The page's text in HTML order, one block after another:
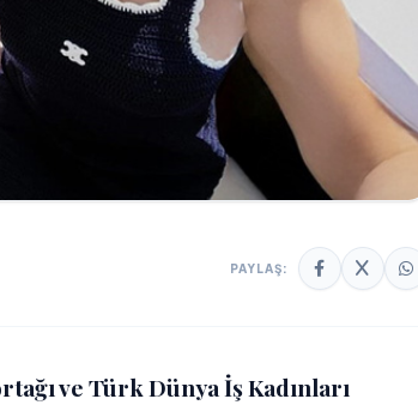
PAYLAŞ:
ve Türk Dünya İş Kadınları